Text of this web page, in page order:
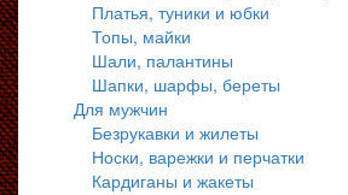
Платья, туники и юбки
Топы, майки
Шали, палантины
Шапки, шарфы, береты
Для мужчин
Безрукавки и жилеты
Носки, варежки и перчатки
Кардиганы и жакеты